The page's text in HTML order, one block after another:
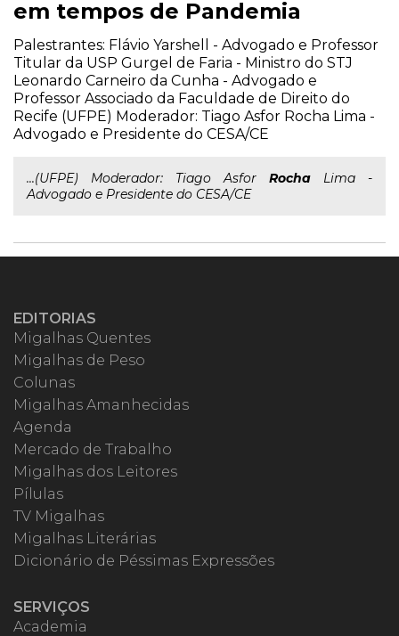
em tempos de Pandemia
Palestrantes: Flávio Yarshell - Advogado e Professor
Titular da USP Gurgel de Faria - Ministro do STJ
Leonardo Carneiro da Cunha - Advogado e
Professor Associado da Faculdade de Direito do
Recife (UFPE) Moderador: Tiago Asfor Rocha Lima -
Advogado e Presidente do CESA/CE
...(UFPE) Moderador: Tiago Asfor Rocha Lima -
Advogado e Presidente do CESA/CE
EDITORIAS
Migalhas Quentes
Migalhas de Peso
Colunas
Migalhas Amanhecidas
Agenda
Mercado de Trabalho
Migalhas dos Leitores
Pílulas
TV Migalhas
Migalhas Literárias
Dicionário de Péssimas Expressões
SERVIÇOS
Academia